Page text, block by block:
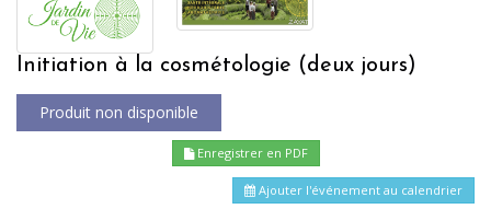
Initiation à la cosmétologie (deux jours)
Enregistrer en PDF
Ajouter l'événement au calendrier